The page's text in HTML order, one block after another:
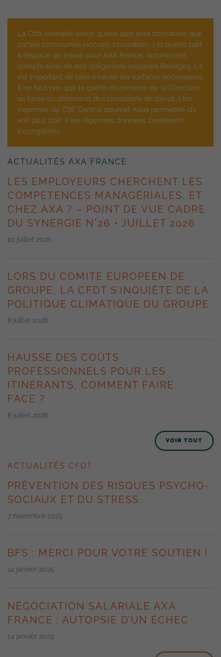
La Cfdt souhaite savoir quelle part sera consacrée aux
parties communes (accueil, circulation ..) et quelle part
à l’espace de travail pour AXA France, notamment
compte tenu de nos obligations (espaces Belorgey…), il
est important de bien évaluer les surfaces nécessaires.
Il ne faut pas que la quête d’économie de la Direction
se fasse au détriment des conditions de travail. Une
expertise du CSE Central pourrait nous permettre d’y
voir plus clair si les réponses données s’avèraient
incomplètes.
ACTUALITÉS AXA FRANCE
LES EMPLOYEURS CHERCHENT LES
COMPÉTENCES MANAGÉRIALES. ET
CHEZ AXA ? – POINT DE VUE CADRE
DU SYNERGIE N°26 • JUILLET 2026
10 juillet 2026
LORS DU COMITE EUROPÉEN DE
GROUPE, LA CFDT S’INQUIÈTE DE LA
POLITIQUE CLIMATIQUE DU GROUPE.
8 juillet 2026
HAUSSE DES COÛTS
PROFESSIONNELS POUR LES
ITINÉRANTS, COMMENT FAIRE
FACE ?
8 juillet 2026
VOIR TOUT
ACTUALITÉS CFDT
PRÉVENTION DES RISQUES PSYCHO-
SOCIAUX ET DU STRESS.
7 novembre 2025
BFS : MERCI POUR VOTRE SOUTIEN !
14 janvier 2025
NÉGOCIATION SALARIALE AXA
FRANCE : AUTOPSIE D’UN ÉCHEC
14 janvier 2025